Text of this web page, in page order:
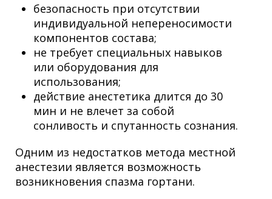
безопасность при отсутствии
индивидуальной непереносимости
компонентов состава;
не требует специальных навыков
или оборудования для
использования;
действие анестетика длится до 30
мин и не влечет за собой
сонливость и спутанность сознания.
Одним из недостатков метода местной
анестезии является возможность
возникновения спазма гортани.